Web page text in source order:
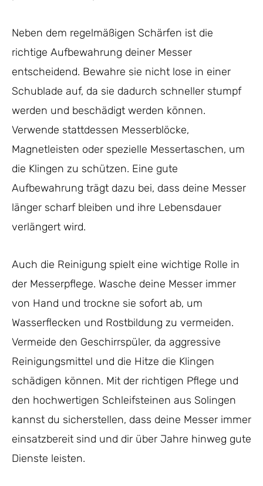
Neben dem regelmäßigen Schärfen ist die
richtige Aufbewahrung deiner Messer
entscheidend. Bewahre sie nicht lose in einer
Schublade auf, da sie dadurch schneller stumpf
werden und beschädigt werden können.
Verwende stattdessen Messerblöcke,
Magnetleisten oder spezielle Messertaschen, um
die Klingen zu schützen. Eine gute
Aufbewahrung trägt dazu bei, dass deine Messer
länger scharf bleiben und ihre Lebensdauer
verlängert wird.
Auch die Reinigung spielt eine wichtige Rolle in
der Messerpflege. Wasche deine Messer immer
von Hand und trockne sie sofort ab, um
Wasserflecken und Rostbildung zu vermeiden.
Vermeide den Geschirrspüler, da aggressive
Reinigungsmittel und die Hitze die Klingen
schädigen können. Mit der richtigen Pflege und
den hochwertigen Schleifsteinen aus Solingen
kannst du sicherstellen, dass deine Messer immer
einsatzbereit sind und dir über Jahre hinweg gute
Dienste leisten.